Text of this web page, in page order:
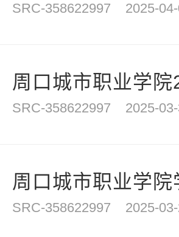
SRC-358622997 2025-
周口城市职业学
SRC-358622997 2025-
周口城市职业学
SRC-358622997 2025-